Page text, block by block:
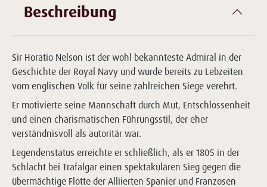
Beschreibung
Sir Horatio Nelson ist der wohl bekannteste Admiral in der
Geschichte der Royal Navy und wurde bereits zu Lebzeiten
vom englischen Volk für seine zahlreichen Siege verehrt.
Er motivierte seine Mannschaft durch Mut, Entschlossenheit
und einen charismatischen Führungsstil, der eher
verständnisvoll als autoritär war.
Legendenstatus erreichte er schließlich, als er 1805 in der
Schlacht bei Trafalgar einen spektakulären Sieg gegen die
übermächtige Flotte der Alliierten Spanier und Franzosen